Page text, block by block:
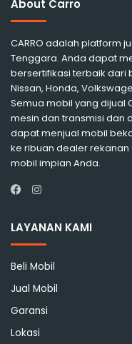
About Carro
CARRO adalah platform
Tenggara. Anda dapat
bersertifikasi terbaik dari
Nissan, Honda,
Semua mobil yang dijual
mesin dan transmisi dan
dapat menjual mobil
ke ribuan dealer rekanan
mobil impian Anda.
Instagram
LAYANAN KAMI
Beli Mobil
Jual Mobil
Garansi
Lokasi